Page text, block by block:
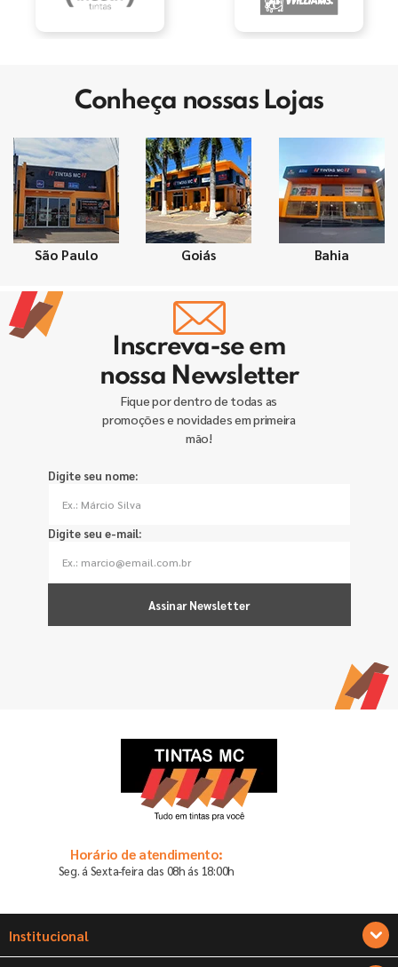
Conheça nossas Lojas
São Paulo Goiás Bahia
Inscreva-se em
nossa Newsletter
Fique por dentro de todas as
promoções e novidades em primeira
mão!
Digite seu nome:
Digite seu e-mail:
Assinar Newsletter
Horário de atendimento:
Seg. á Sexta-feira das 08h ás 18:00h
Institucional